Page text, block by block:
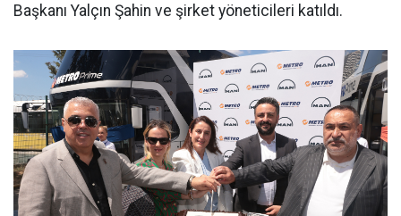
Başkanı Yalçın Şahin ve şirket yöneticileri katıldı.